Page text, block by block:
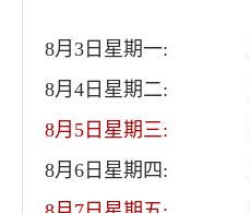
8月3日星期一:
8月4日星期二:
8月5日星期三:
8月6日星期四: